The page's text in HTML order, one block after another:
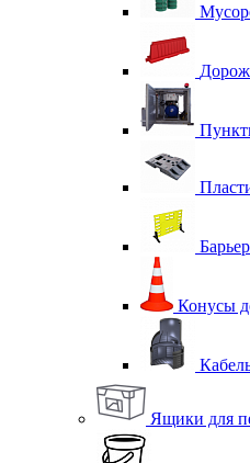
Конусы
Ящики для